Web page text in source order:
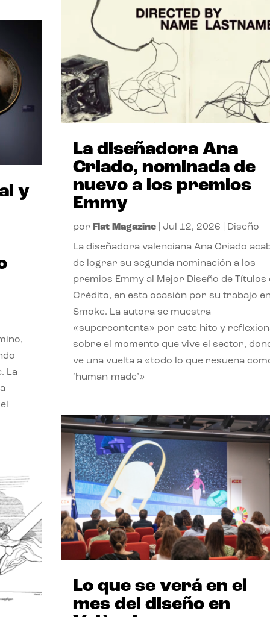
y
La
La diseñadora Ana
Criado, nominada de
nuevo a los premios
Emmy
por Flat Magazine| Jul 12, 2026 Diseño
La diseñadora valenciana Ana Criado
de lograr su segunda nominación a los
premios Emmy al Mejor Diseño de Títulos
Crédito, en esta ocasión por su trabajo
Smoke. La autora se muestra
«supercontenta» por este hito y
sobre el momento que vive el sector,
ve una vuelta a «todo lo que resuena
‘human-made’»
Lo que se verá en el
mes del diseño en